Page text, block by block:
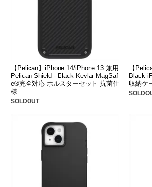
【Pelican】iPhone 14/iPhone 13 兼用
Pelican Shield - Black Kevlar MagSaf
e®完全対応 ホルスターセット 抗菌仕
様
SOLDOUT
【
Black
収納ケ